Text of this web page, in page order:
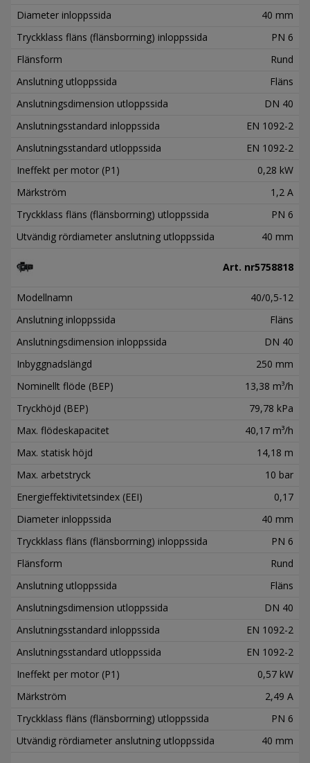
Diameter inloppssida
40 mm
Tryckklass fläns (flänsborrning) inloppssida
PN 6
Flänsform
Rund
Anslutning utloppssida
Fläns
Anslutningsdimension utloppssida
DN 40
Anslutningsstandard inloppssida
EN 1092-2
Anslutningsstandard utloppssida
EN 1092-2
Ineffekt per motor (P1)
0,28 kW
Märkström
1,2 A
Tryckklass fläns (flänsborrning) utloppssida
PN 6
Utvändig rördiameter anslutning utloppssida
40 mm
Art. nr5758818
Modellnamn
40/0,5-12
Anslutning inloppssida
Fläns
Anslutningsdimension inloppssida
DN 40
Inbyggnadslängd
250 mm
Nominellt flöde (BEP)
13,38 m³/h
Tryckhöjd (BEP)
79,78 kPa
Max. flödeskapacitet
40,17 m³/h
Max. statisk höjd
14,18 m
Max. arbetstryck
10 bar
Energieffektivitetsindex (EEI)
0,17
Diameter inloppssida
40 mm
Tryckklass fläns (flänsborrning) inloppssida
PN 6
Flänsform
Rund
Anslutning utloppssida
Fläns
Anslutningsdimension utloppssida
DN 40
Anslutningsstandard inloppssida
EN 1092-2
Anslutningsstandard utloppssida
EN 1092-2
Ineffekt per motor (P1)
0,57 kW
Märkström
2,49 A
Tryckklass fläns (flänsborrning) utloppssida
PN 6
Utvändig rördiameter anslutning utloppssida
40 mm